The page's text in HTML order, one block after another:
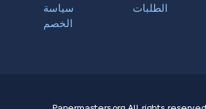
الطلبات
سياسة
الخصم